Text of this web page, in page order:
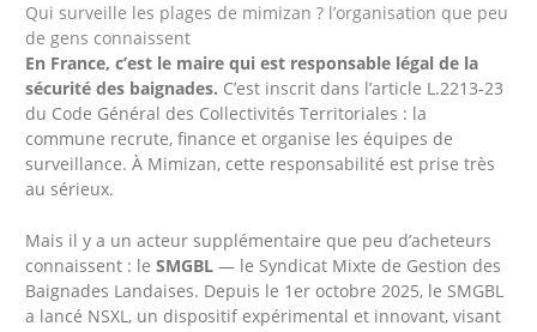
Qui surveille les plages de mimizan ? l’organisation que peu
de gens connaissent
En France, c’est le maire qui est responsable légal de la
sécurité des baignades. C’est inscrit dans l’article L.2213-23
du Code Général des Collectivités Territoriales : la
commune recrute, finance et organise les équipes de
surveillance. À Mimizan, cette responsabilité est prise très
au sérieux.
Mais il y a un acteur supplémentaire que peu d’acheteurs
connaissent : leSMGBL — le Syndicat Mixte de Gestion des
Baignades Landaises. Depuis le 1er octobre 2025, le SMGBL
a lancé NSXL, un dispositif expérimental et innovant, visant